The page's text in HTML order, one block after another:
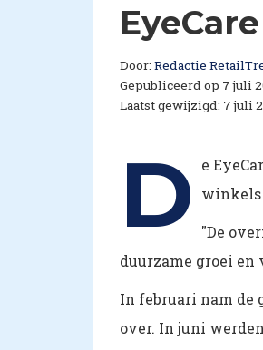
Door: Redactie
Gepubliceerd op 7 juli
Laatst gewijzigd: 7 juli
D
e
winkels
"De
duurzame groei en
In februari nam de
over. In juni